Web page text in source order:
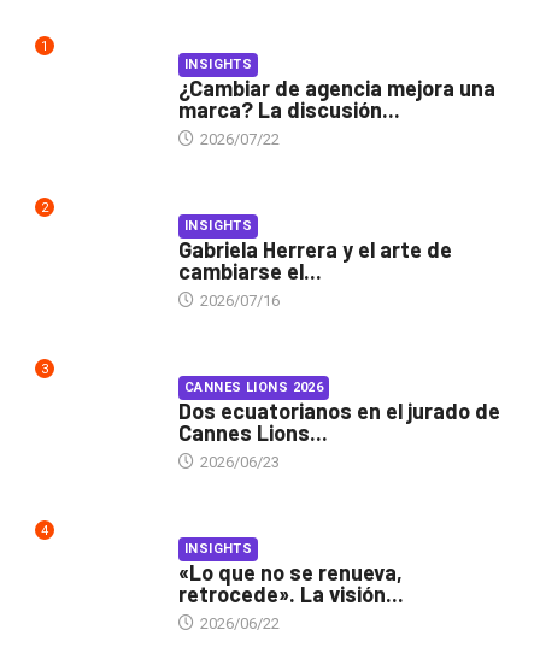
1
INSIGHTS
¿Cambiar de agencia mejora una
marca? La discusión...
2026/07/22
2
INSIGHTS
Gabriela Herrera y el arte de
cambiarse el...
2026/07/16
3
CANNES LIONS 2026
Dos ecuatorianos en el jurado de
Cannes Lions...
2026/06/23
4
INSIGHTS
«Lo que no se renueva,
retrocede». La visión...
2026/06/22